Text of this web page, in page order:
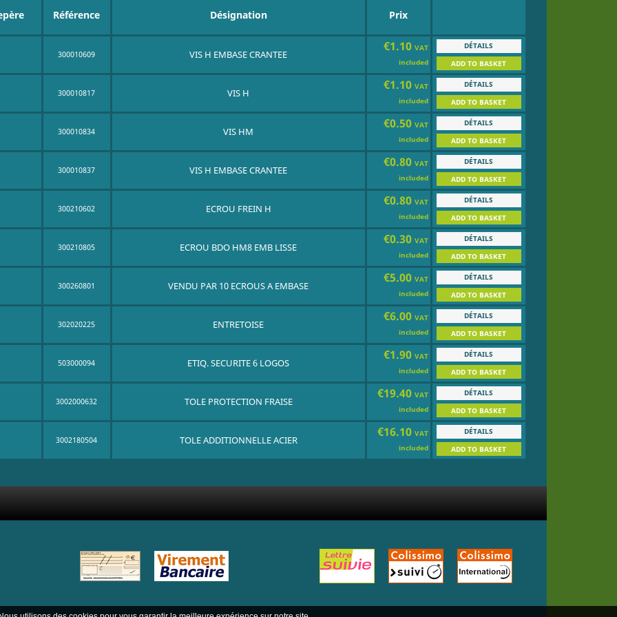
Référence Désignation Prix
300010609 VIS H EMBASE CRANTEE
€1.10 VAT
included
DÉTAILS
ADD TO BASKET
300010817 VIS H
€1.10 VAT
included
DÉTAILS
ADD TO BASKET
300010834 VIS HM
€0.50 VAT
included
DÉTAILS
ADD TO BASKET
300010837 VIS H EMBASE CRANTEE
€0.80 VAT
included
DÉTAILS
ADD TO BASKET
300210602 ECROU FREIN H
€0.80 VAT
included
DÉTAILS
ADD TO BASKET
300210805 ECROU BDO HM8 EMB LISSE
€0.30 VAT
included
DÉTAILS
ADD TO BASKET
300260801 VENDU PAR 10 ECROUS A EMBASE
€5.00 VAT
included
DÉTAILS
ADD TO BASKET
302020225 ENTRETOISE
€6.00 VAT
included
DÉTAILS
ADD TO BASKET
503000094 ETIQ. SECURITE 6 LOGOS
€1.90 VAT
included
DÉTAILS
ADD TO BASKET
3002000632 TOLE PROTECTION FRAISE
€19.40 VAT
included
DÉTAILS
ADD TO BASKET
3002180504 TOLE ADDITIONNELLE ACIER
€16.10 VAT
included
DÉTAILS
ADD TO BASKET